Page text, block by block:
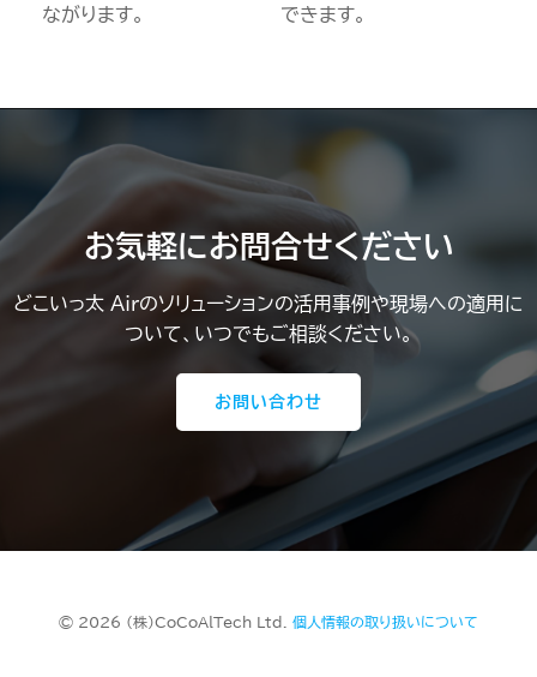
ながります。
できます。
お気軽にお問合せください
どこいっ太 Airのソリューションの活用事例や現場への適用に
ついて、いつでもご相談ください。
お問い合わせ
© 2026 (株)CoCoAlTech Ltd. 個人情報の取り扱いについて